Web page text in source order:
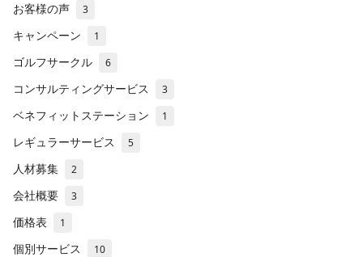
お客様の声 3
キャンペーン 1
ゴルフサークル 6
コンサルティングサービス 3
ベネフィットステーション 1
レギュラーサービス 5
人材募集 2
会社概要 3
価格表 1
個別サービス 10